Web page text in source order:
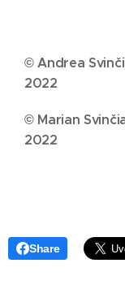
© Andrea
2022
© Marian
2022
Share